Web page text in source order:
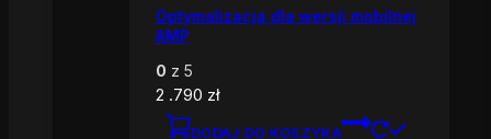
Optymalizacja dla wersji mobilnej
AMP
0 z 5
2 .790 zł
DODAJ DO KOSZYKA